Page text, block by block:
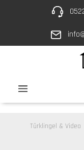
Zum Hauptinhalt springen
Türklingel & Video